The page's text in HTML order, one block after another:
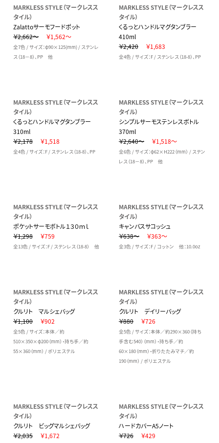
MARKLESS STYLE（マークレスス
タイル）
Zalattoサーモフードポット
￥2,662～
￥1,562～
全7色 / サイズ：φ90×125(mm) / ステンレ
ス（18－8）、PP 他
MARKLESS STYLE（マークレスス
タイル）
くるっとハンドルマグタンブラー
410ml
￥2,420
￥1,683
全4色 / サイズ：F / ステンレス（18-8）、PP
MARKLESS STYLE（マークレスス
タイル）
くるっとハンドルマグタンブラー
310ml
￥2,178
￥1,518
全4色 / サイズ：F / ステンレス（18-8）、PP
MARKLESS STYLE（マークレスス
タイル）
シンプルサーモステンレスボトル
370ml
￥2,640～
￥1,518～
全6色 / サイズ：φ62×H222（mm） / ステン
レス（18－8）、PP 他
MARKLESS STYLE（マークレスス
タイル）
ポケットサーモボトル１３０ｍｌ
￥1,298
￥759
全13色 / サイズ：F / ステンレス（18-8） 他
MARKLESS STYLE（マークレスス
タイル）
キャンバスサコッシュ
￥638～
￥363～
全3色 / サイズ：F / コットン 他：10.0oz
MARKLESS STYLE（マークレスス
タイル）
クルリト マルシェバッグ
￥1,100
￥902
全5色 / サイズ：本体／約
510×350×φ200（mm）・持ち手／約
55×360（mm） / ポリエステル
MARKLESS STYLE（マークレスス
タイル）
クルリト デイリーバッグ
￥880
￥726
全5色 / サイズ：本体／約290×360（持ち
手含む540）（mm）・持ち手／約
60×180（mm）・折りたたみマチ／約
190（mm） / ポリエステル
MARKLESS STYLE（マークレスス
タイル）
クルリト ビッグマルシェバッグ
￥2,035
￥1,672
MARKLESS STYLE（マークレスス
タイル）
ハードカバーA5ノート
￥726
￥429